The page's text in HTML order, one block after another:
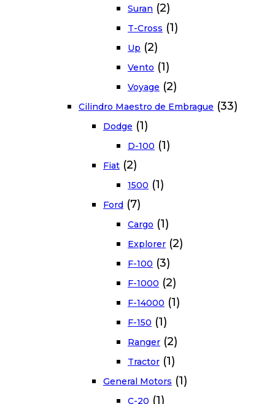
Suran (2)
T-Cross (1)
Up (2)
Vento (1)
Voyage (2)
Cilindro Maestro de Embrague (33)
Dodge (1)
D-100 (1)
Fiat (2)
1500 (1)
Ford (7)
Cargo (1)
Explorer (2)
F-100 (3)
F-1000 (2)
F-14000 (1)
F-150 (1)
Ranger (2)
Tractor (1)
General Motors (1)
C-20 (1)